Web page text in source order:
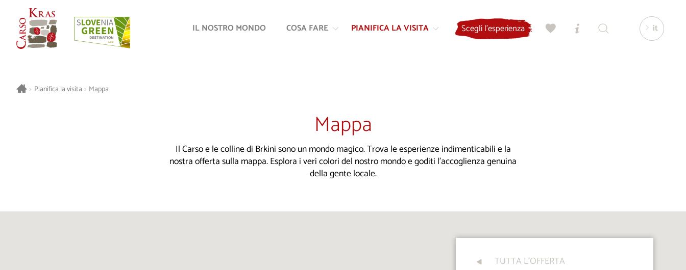
alla
IL NOSTRO MONDO COSA FARE PIANIFICA LA VISITA Scegli l'esperienza it
> Pianifica la visita > Mappa
Mappa
Il Carso e le colline di Brkini sono un mondo magico. Trova le esperienze indimenticabili e la
nostra offerta sulla mappa. Esplora i veri colori del nostro mondo e goditi l'accoglienza genuina
della gente locale.
TUTTA L'OFFERTA